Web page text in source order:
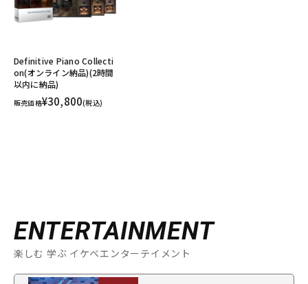
Definitive Piano Collecti
on(オンライン納品)(2時間
以内に納品)
販売価格¥30,800(税込)
ENTERTAINMENT
楽しむ 学ぶ イケベエンターテイメント